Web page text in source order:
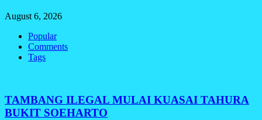
August 6, 2026
Popular
Comments
Tags
TAMBANG ILEGAL MULAI KUASAI TAHURA
BUKIT SOEHARTO